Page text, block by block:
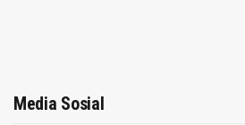
Media Sosial